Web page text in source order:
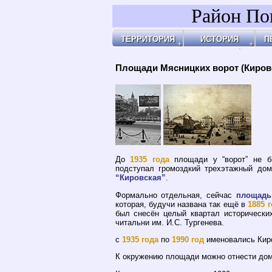
Район
ТЕРРИТОРИЯ
Под
У
ИСТОРИЯ
Покровские казармы
4-ая мужская
Лепёхинский
Иноземцы и
Старые карты
Архитектура
Хронология
Хронология2
Площади Мясницких ворот
До1935 годаплощади у “ворот” не
подступал громоздкий трехэтажный
“Кировская”.
Формально отдельная, сейчас
которая, будучи названа так ещё в1885
был снесён целый квартал
читальни им. И.С. Тургенева.
с 1935 годапо 1990 годименовались
К окружению площади можно отнести